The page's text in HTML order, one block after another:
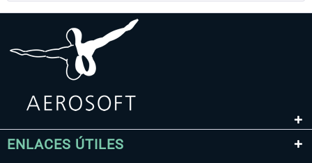
ENLACES ÚTILES